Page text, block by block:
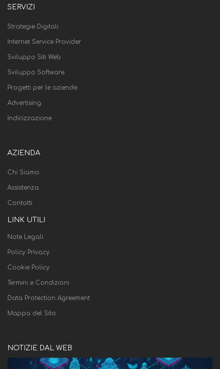
SERVIZI
Strategie Digitali
Internet Service Provider
Sviluppo Siti Web
Sviluppo Software
Progetti per le aziende
Advertising
Indicizzazione
AZIENDA
Chi Siamo
Assistenza
Contatti
LINK UTILI
Note Legali
Policy Privacy
Cookie Policy
Termini e Condizioni
Data Protection Agreement
Mappa del Sito
NOTIZIE DAL WEB